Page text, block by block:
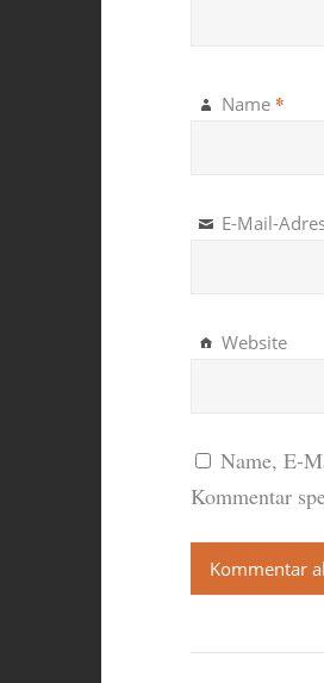
Name *
E-Mail-
Website
Name, E-
Kommentar